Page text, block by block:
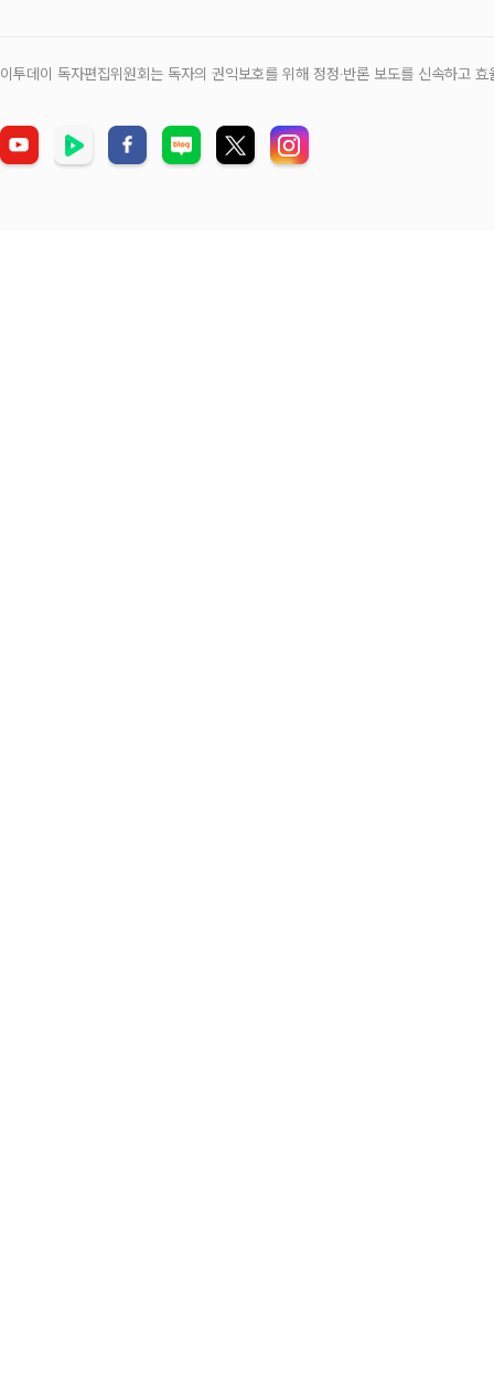
이투데이 독자편집위원회는 독자의 권익보호를 위해 정정‧반론 보도를 신속하고